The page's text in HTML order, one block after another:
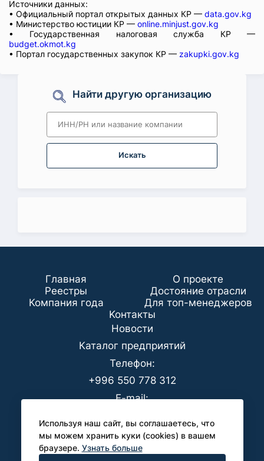
Источники данных:
• Официальный портал открытых данных КР — data.gov.kg
• Министерство юстиции КР — online.minjust.gov.kg
• Государственная налоговая служба КР —
budget.okmot.kg
• Портал государственных закупок КР — zakupki.gov.kg
Найти другую организацию
Искать
Используя наш сайт, вы соглашаетесь, что
мы можем хранить куки (cookies) в вашем
браузере. Узнать больше
Главная
О проекте
Реестры
Достояние отрасли
Компания года
Для топ-менеджеров
Koнтaкты
Новости
Каталог предприятий
Телефон:
+996 550 778 312
E-mail:
Для СМИ:
pr@analyt-kg.com